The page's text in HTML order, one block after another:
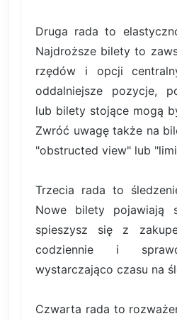
Druga rada to
Najdroższe bilety to
rzędów i opcji
oddalniejsze pozycje,
lub bilety stojące mogą
Zwróć uwagę także na
"obstructed view" lub
Trzecia rada to
Nowe bilety pojawiają
spieszysz się z
codziennie i
wystarczająco czasu na
Czwarta rada to